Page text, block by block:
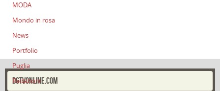
MODA
Mondo in rosa
News
Portfolio
Puglia
Redazioni
DGTVONLINE.COM